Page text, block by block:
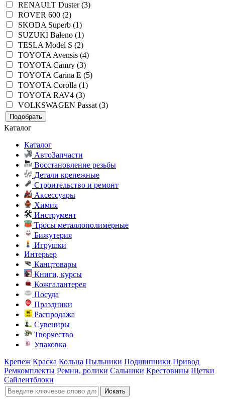
RENAULT Duster (3)
ROVER 600 (2)
SKODA Superb (1)
SUZUKI Baleno (1)
TESLA Model S (2)
TOYOTA Avensis (4)
TOYOTA Camry (3)
TOYOTA Carina E (5)
TOYOTA Corolla (1)
TOYOTA RAV4 (3)
VOLKSWAGEN Passat (3)
Подобрать
Каталог
Каталог
АвтоЗапчасти
Восстановление резьбы
Детали крепежные
Строительство и ремонт
Аксессуары
Химия
Инструмент
Тросы металлополимерные
Бижутерия
Игрушки
Интерьер
Канцтовары
Книги, курсы
Кожгалантерея
Посуда
Праздники
Распродажа
Сувениры
Творчество
Упаковка
Крепеж Краска Кольца Пыльники Подшипники Привод
Ремкомплекты Ремни, ролики Сальники Крестовины Щетки
Сайлентблоки